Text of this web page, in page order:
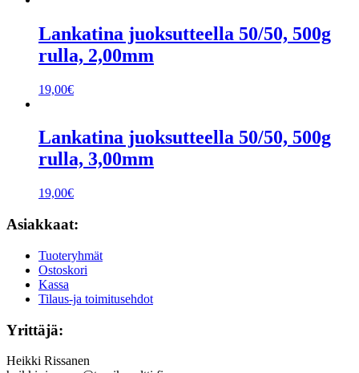
Lankatina juoksutteella 50/50, 500g
rulla, 2,00mm
19,00€
Lankatina juoksutteella 50/50, 500g
rulla, 3,00mm
19,00€
Asiakkaat:
Tuoteryhmät
Ostoskori
Kassa
Tilaus-ja toimitusehdot
Yrittäjä:
Heikki Rissanen